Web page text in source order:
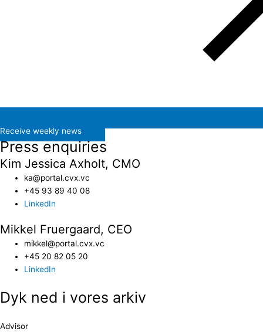
Receive weekly news
Press enquiries
Kim Jessica Axholt, CMO
ka@portal.cvx.vc​
+45 93 89 40 08
LinkedIn
Mikkel Fruergaard, CEO
mikkel@portal.cvx.vc
+45 20 82 05 20
LinkedIn
Dyk ned i vores arkiv
Advisor